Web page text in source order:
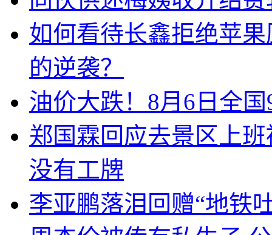
如何看待长鑫拒绝苹
的逆袭？
油价大跌！8月6日全
郑国霖回应去景区上
没有工牌
李亚鹏落泪回赠“地铁